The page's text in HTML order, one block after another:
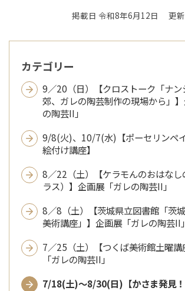
掲載日 令和8年6月12日 更
カテゴリー
9／20（日）【クロストーク「ナ
郊、ガレの陶芸制作の現場から」
の陶芸II」
9/8(火)、10/7(水)【ポーセリンペ
絵付け講座】
8／22（土）【ケラモんのおはな
ラス）】企画展「ガレの陶芸II」
8／8（土）【茨城県立図書館「茨
美術講座」】企画展「ガレの陶芸II」
7／25（土）【つくば美術館土曜
「ガレの陶芸II」
7/18(土)～8/30(日)【かさま発見